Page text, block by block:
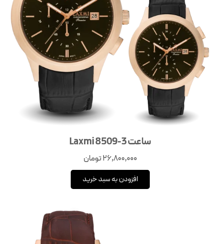
ساعت Laxmi 8509-3
26,800,000تومان
افزودن به سبد خرید